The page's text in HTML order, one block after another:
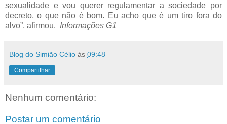
sexualidade e vou querer regulamentar a sociedade por
decreto, o que não é bom. Eu acho que é um tiro fora do
alvo”, afirmou. Informações G1
Blog do Simião Célio às 09:48
Compartilhar
Nenhum comentário:
Postar um comentário